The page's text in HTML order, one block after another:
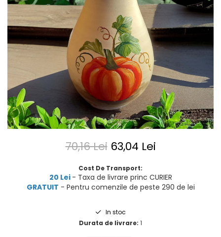
70,16 Lei 63,04 Lei
Cost De Transport:
20 Lei - Taxa de livrare princ CURIER
GRATUIT - Pentru comenzile de peste 290 de lei
In stoc
Durata de livrare: 1